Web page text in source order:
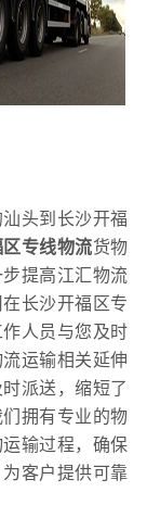
头到长沙开福
专线物流货物
提高江汇物流
长沙开福区专
人员与您及时
运输相关延伸
派送，缩短了
拥有专业的物
输过程，确保
客户提供可靠